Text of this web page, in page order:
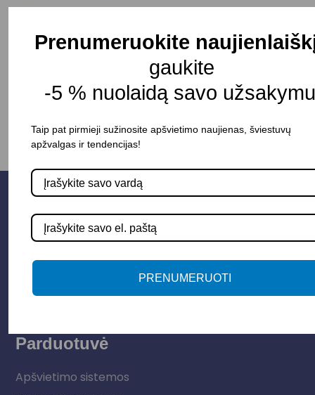
Į KREPŠELĮ
Parduotuvė
Apšvietimo sistemos
Prenumeruokite
gaukite
-5 % nuolaidą savo
Taip pat pirmieji sužinosite apšvietimo naujienas, šviestuvų
apžvalgas ir tendencijas!
PRENUMERUOTI